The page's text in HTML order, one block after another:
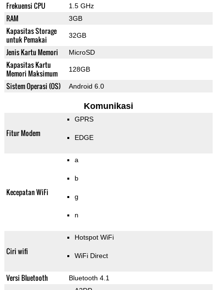
Frekuensi CPU 1.5 GHz
RAM 3GB
Kapasitas Storage
untuk Pemakai
32GB
Jenis Kartu Memori MicroSD
Kapasitas Kartu
Memori Maksimum
128GB
Sistem Operasi (OS) Android 6.0
Komunikasi
Fitur Modem
GPRS
EDGE
Kecepatan WiFi
a
b
g
n
Ciri wifi
Hotspot WiFi
WiFi Direct
Versi Bluetooth
Bluetooth 4.1